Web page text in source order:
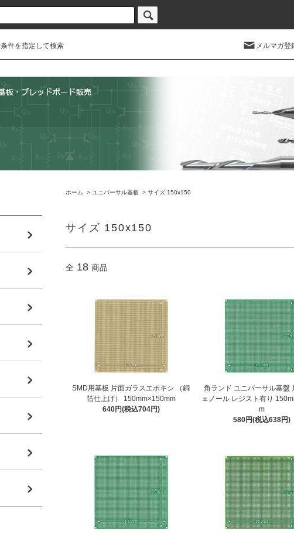
条件を指定して検索 メルマガ登
ホーム > ユニバーサル基板 > サイズ 150x150
サイズ 150x150
全 18 商品
SMD用基板 片面ガラスエポキシ （銅
箔仕上げ） 150mm×150mm
640円(税込704円)
角ランド ユニバーサル基盤
ェノール レジスト有り
m
580円(税込638円)